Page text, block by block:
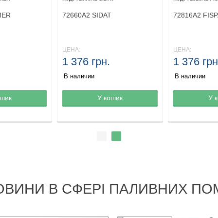
Товар в корзине
72660A2 SIDAT
ЦЕНА:
1 376 грн.
В наличии
У кошик Товар в
72816A2
ЦЕНА:
1 376
В наличии
У
В СФЕРІ ПАЛИВНИХ